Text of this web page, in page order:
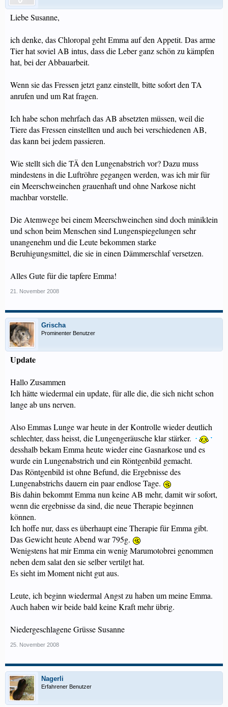
Liebe Susanne,
ich denke, das Chloropal geht Emma auf den Appetit. Das arme
Tier hat soviel AB intus, dass die Leber ganz schön zu kämpfen
hat, bei der Abbauarbeit.
Wenn sie das Fressen jetzt ganz einstellt, bitte sofort den TA
anrufen und um Rat fragen.
Ich habe schon mehrfach das AB absetzten müssen, weil die
Tiere das Fressen einstellten und auch bei verschiedenen AB,
das kann bei jedem passieren.
Wie stellt sich die TÄ den Lungenabstrich vor? Dazu muss
mindestens in die Luftröhre gegangen werden, was ich mir für
ein Meerschweinchen grauenhaft und ohne Narkose nicht
machbar vorstelle.
Die Atemwege bei einem Meerschweinchen sind doch miniklein
und schon beim Menschen sind Lungenspiegelungen sehr
unangenehm und die Leute bekommen starke
Beruhigungsmittel, die sie in einen Dämmerschlaf versetzen.
Alles Gute für die tapfere Emma!
21. November 2008
Grischa
Prominenter Benutzer
Update
Hallo Zusammen
Ich hätte wiedermal ein update, für alle die, die sich nicht schon
lange ab uns nerven.
Also Emmas Lunge war heute in der Kontrolle wieder deutlich
schlechter, dass heisst, die Lungengeräusche klar stärker.
desshalb bekam Emma heute wieder eine Gasnarkose und es
wurde ein Lungenabstrich und ein Röntgenbild gemacht.
Das Röntgenbild ist ohne Befund, die Ergebnisse des
Lungenabstrichs dauern ein paar endlose Tage.
Bis dahin bekommt Emma nun keine AB mehr, damit wir sofort,
wenn die ergebnisse da sind, die neue Therapie beginnen
können.
Ich hoffe nur, dass es überhaupt eine Therapie für Emma gibt.
Das Gewicht heute Abend war 795g.
Wenigstens hat mir Emma ein wenig Marumotobrei genommen
neben dem salat den sie selber vertilgt hat.
Es sieht im Moment nicht gut aus.
Leute, ich beginn wiedermal Angst zu haben um meine Emma.
Auch haben wir beide bald keine Kraft mehr übrig.
Niedergeschlagene Grüsse Susanne
25. November 2008
Nagerli
Erfahrener Benutzer